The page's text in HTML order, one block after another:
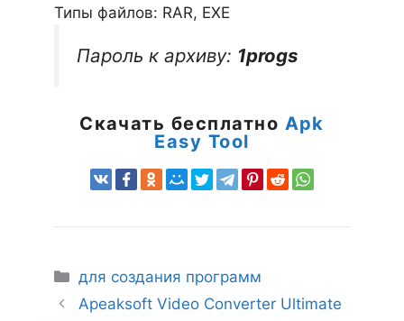
Типы файлов: RAR, EXE
Пароль к архиву: 1progs
Скачать бесплатно Apk
Easy Tool
Рубрики
для создания программ
Apeaksoft Video Converter Ultimate